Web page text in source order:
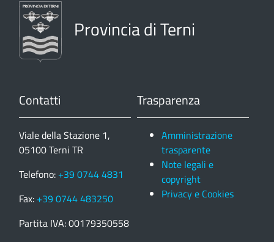
Provincia di Terni
Contatti
Viale della Stazione 1,
05100 Terni TR
Telefono: +39 0744 4831
Fax: +39 0744 483250
Partita IVA: 00179350558
Trasparenza
Amministrazione
trasparente
Note legali e
copyright
Privacy e Cookies